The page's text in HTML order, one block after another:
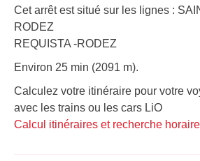
Cet arrêt est situé sur les lignes :
RODEZ
REQUISTA -RODEZ
Environ 25 min (2091 m).
Calculez votre itinéraire pour votre
avec les trains ou les cars LiO
Calcul itinéraires et recherche